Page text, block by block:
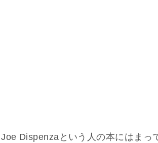
Dispenzaという人の本にはまっ